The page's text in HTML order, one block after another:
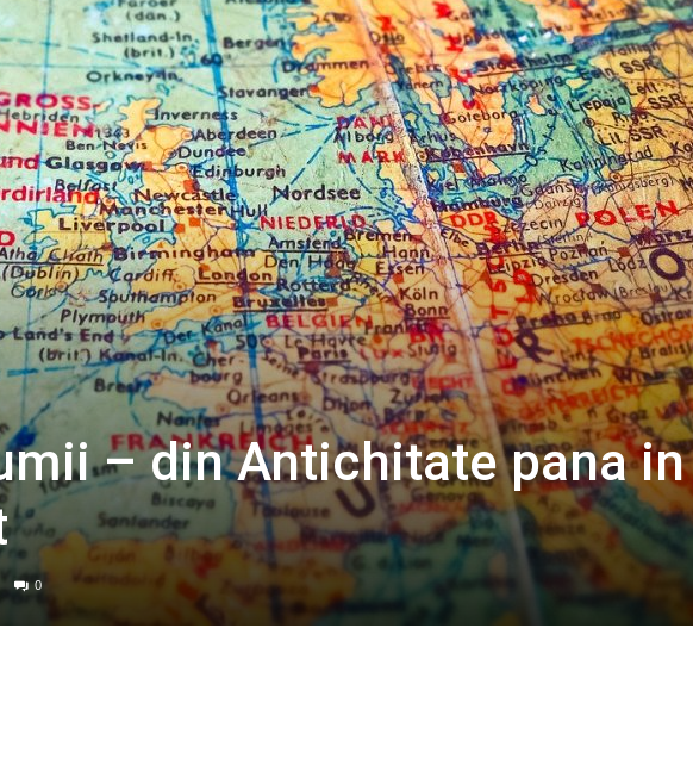
– din Antichitate pana in
0